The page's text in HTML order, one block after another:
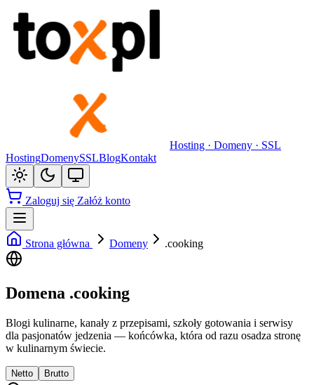
Hosting · Domeny · SSL
HostingDomenySSLBlogKontakt
Zaloguj się Załóż konto
Strona główna Domeny .cooking
Domena .cooking
Blogi kulinarne, kanały z przepisami, szkoły gotowania i serwisy
dla pasjonatów jedzenia — końcówka, która od razu osadza stronę
w kulinarnym świecie.
Netto Brutto